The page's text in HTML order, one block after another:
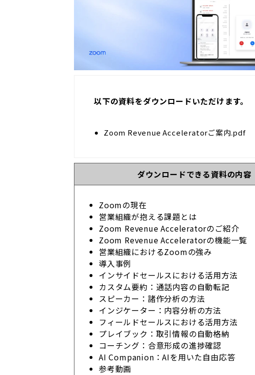
以下の資料をダウンロードいただけます。
Zoom Revenue Acceleratorご案内.pdf
ダウンロードできる資料の内容
Zoomの現在
営業組織が抱える課題とは
Zoom Revenue Acceleratorのご紹介
Zoom Revenue Acceleratorの機能一覧
営業組織におけるZoomの強み
導入事例
インサイドセールスにおける活用方法
カスタム要約：通話内容の自動転記
スピーカー：諸作分析の方法
インジケーター：内容分析の方法
フィールドセールスにおける活用方法
プレイブック：取引情報の自動格納
コーチング：合意形成の進捗確認
AI Companion：AIを用いた自由応答
参考動画